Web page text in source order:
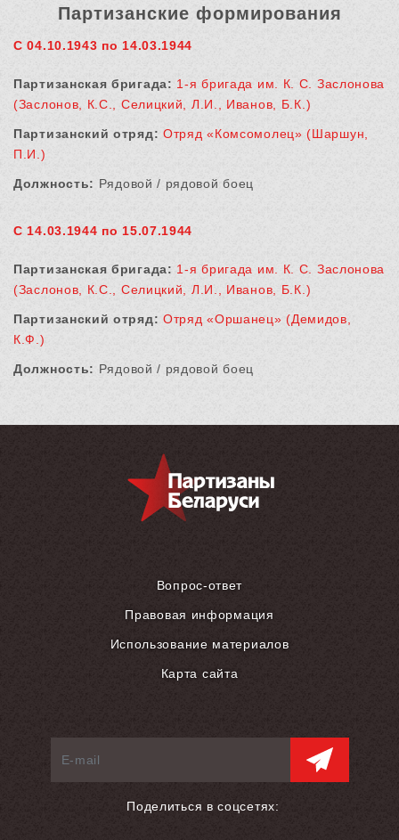
Партизанские формирования
С 04.10.1943 по 14.03.1944
Партизанская бригада: 1-я бригада им. К. С. Заслонова
(Заслонов, К.С., Селицкий, Л.И., Иванов, Б.К.)
Партизанский отряд: Отряд «Комсомолец» (Шаршун,
П.И.)
Должность: Рядовой / рядовой боец
С 14.03.1944 по 15.07.1944
Партизанская бригада: 1-я бригада им. К. С. Заслонова
(Заслонов, К.С., Селицкий, Л.И., Иванов, Б.К.)
Партизанский отряд: Отряд «Оршанец» (Демидов,
К.Ф.)
Должность: Рядовой / рядовой боец
Вопрос-ответ
Правовая информация
Использование материалов
Карта сайта
Поделиться в соцсетях: